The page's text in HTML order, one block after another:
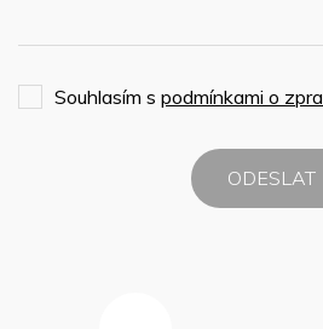
Souhlasím s podmínkami o